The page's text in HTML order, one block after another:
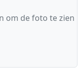
om de foto te zien